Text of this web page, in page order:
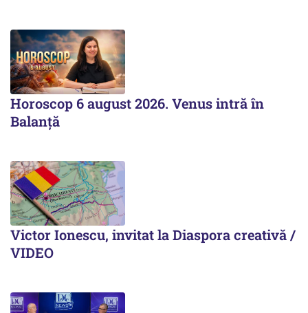
Horoscop 6 august 2026. Venus intră în
Balanță
Victor Ionescu, invitat la Diaspora creativă /
VIDEO